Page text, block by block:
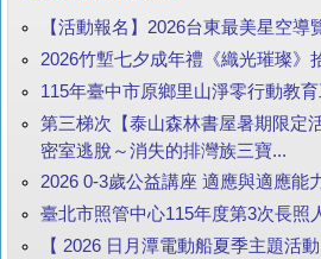
【活動報名】2026台東最美星空導
2026竹塹七夕成年禮《織光璀璨》
115年臺中市原鄉里山淨零行動教
第三梯次【泰山森林書屋暑期限定
密室逃脫～消失的排灣族三寶...
2026 0-3歲公益講座 適應與適應能
臺北市照管中心115年度第3次長照
【 2026 日月潭電動船夏季主題活